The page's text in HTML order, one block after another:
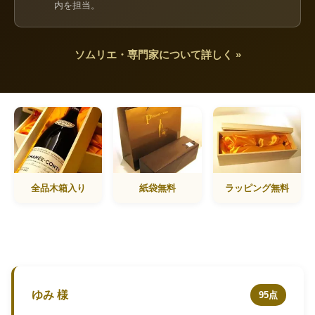
内を担当。
ソムリエ・専門家について詳しく »
全品木箱入り 紙袋無料 ラッピング無料
ゆみ 様 95点